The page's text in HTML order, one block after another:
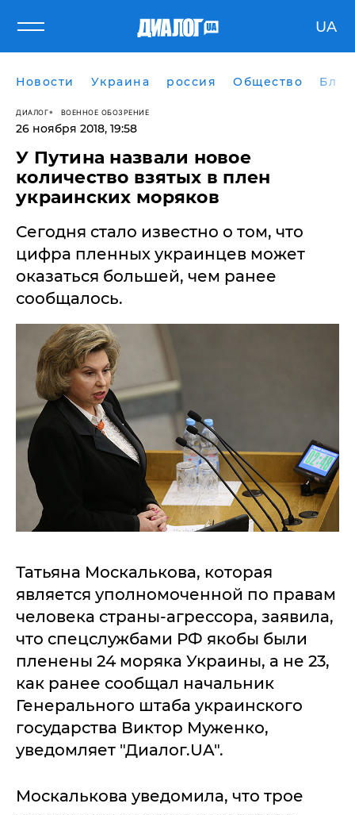
UA
Новости Украина россия Общество
ДИАЛОГ ВОЕННОЕ ОБОЗРЕНИЕ
26 ноября 2018, 19:58
У Путина назвали новое
количество взятых в плен
украинских моряков
Сегодня стало известно о том, что
цифра пленных украинцев может
оказаться большей, чем ранее
сообщалось.
Татьяна Москалькова, которая
является уполномоченной по правам
человека страны-агрессора, заявила,
что спецслужбами РФ якобы были
пленены 24 моряка Украины, а не 23,
как ранее сообщал начальник
Генерального штаба украинского
государства Виктор Муженко,
уведомляет "Диалог.UA".
Москалькова уведомила, что трое